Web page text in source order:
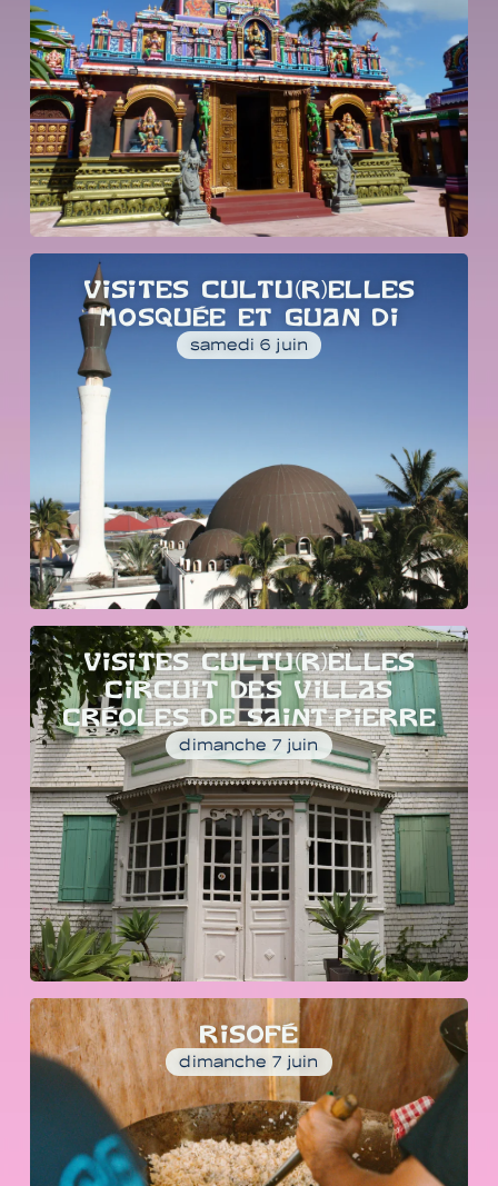
VISITES CULTU(R)ELLES
MOSQUÉE ET GUAN DI
samedi 6 juin
VISITES CULTU(R)ELLES
CIRCUIT DES VILLAS
CRÉOLES DE SAINT-PIERRE
dimanche 7 juin
RISOFÉ
dimanche 7 juin